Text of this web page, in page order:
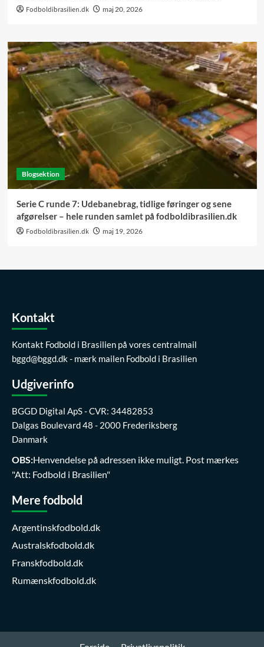
Fodboldibrasilien.dk maj 20, 2026
Blogsektion
Serie C runde 7: Udebanebrag, tidlige føringer og sene
afgørelser – hele runden samlet på fodboldibrasilien.dk
Fodboldibrasilien.dk maj 19, 2026
Kontakt
Kontakt Fodbold i Brasilien på vores centralmail
bggd@bggd.dk- mærk mailen Fodbold i Brasilien
Udgiverinfo
BGGD Digital ApS - CVR: 34482853
Dalgas Boulevard 48 - 2000 Frederiksberg
Danmark
OBS:Henvendelse på adressen ikke muligt. Post mærkes
"Att: Fodbold i Brasilien"
Mere fodbold
Argentinskfodbold.dk
Australskfodbold.dk
Franskfodbold.dk
Rumænskfodbold.dk